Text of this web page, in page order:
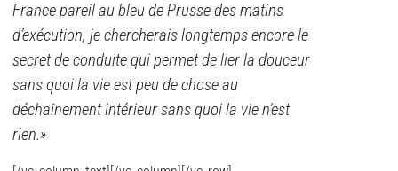
France pareil au bleu de Prusse des matins
d’exécution, je chercherais longtemps encore le
secret de conduite qui permet de lier la douceur
sans quoi la vie est peu de chose au
déchaînement intérieur sans quoi la vie n’est
rien.»